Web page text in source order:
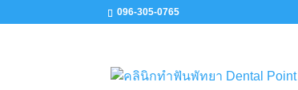
096-305-0765